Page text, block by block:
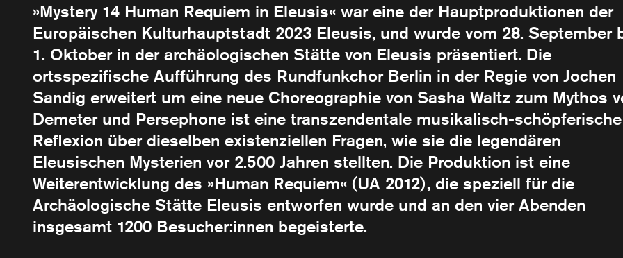
»Mystery 14 Ηuman Requiem in Eleusis« war eine der Hauptproduktionen der
Europäischen Kulturhauptstadt 2023 Eleusis, und wurde vom 28. September
1. Oktober in der archäologischen Stätte von Eleusis präsentiert. Die
ortsspezifische Aufführung des Rundfunkchor Berlin in der Regie von Jochen
Sandig erweitert um eine neue Choreographie von Sasha Waltz zum Mythos
Demeter und Persephone ist eine transzendentale musikalisch-schöpferische
Reflexion über dieselben existenziellen Fragen, wie sie die legendären
Eleusischen Mysterien vor 2.500 Jahren stellten. Die Produktion ist eine
Weiterentwicklung des »Human Requiem« (UA 2012), die speziell für die
Archäologische Stätte Eleusis entworfen wurde und an den vier Abenden
insgesamt 1200 Besucher:innen begeisterte.